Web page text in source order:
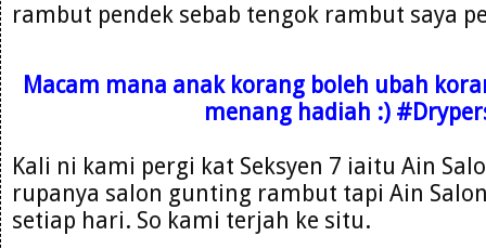
rambut pendek sebab tengok rambut saya
Macam mana anak korang boleh ubah
menang hadiah :)
Kali ni kami pergi kat Seksyen 7 iaitu Ain
rupanya salon gunting rambut tapi Ain
setiap hari. So kami terjah ke situ.